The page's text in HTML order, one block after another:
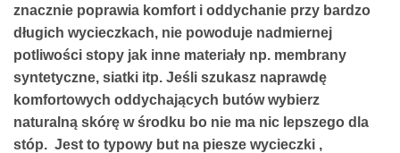
znacznie poprawia komfort i oddychanie przy bardzo
długich wycieczkach, nie powoduje nadmiernej
potliwości stopy jak inne materiały np. membrany
syntetyczne, siatki itp. Jeśli szukasz naprawdę
komfortowych oddychających butów wybierz
naturalną skórę w środku bo nie ma nic lepszego dla
stóp. Jest to typowy but na piesze wycieczki ,